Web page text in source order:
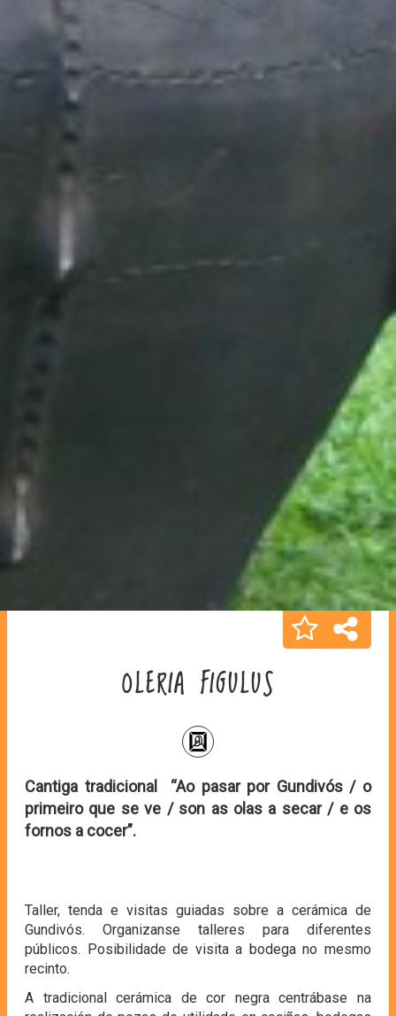
OLERIA FIGULUS
Cantiga tradicional “Ao pasar por Gundivós / o
primeiro que se ve / son as olas a secar / e os
fornos a cocer”.
Taller, tenda e visitas guiadas sobre a cerámica de
Gundivós. Organizanse talleres para diferentes
públicos. Posibilidade de visita a bodega no mesmo
recinto.
A tradicional cerámica de cor negra centrábase na